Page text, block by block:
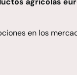
en los